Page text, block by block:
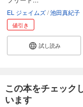
EL ジェイムズ 池田真紀子
値引き
試し読み
この本をチェック
います